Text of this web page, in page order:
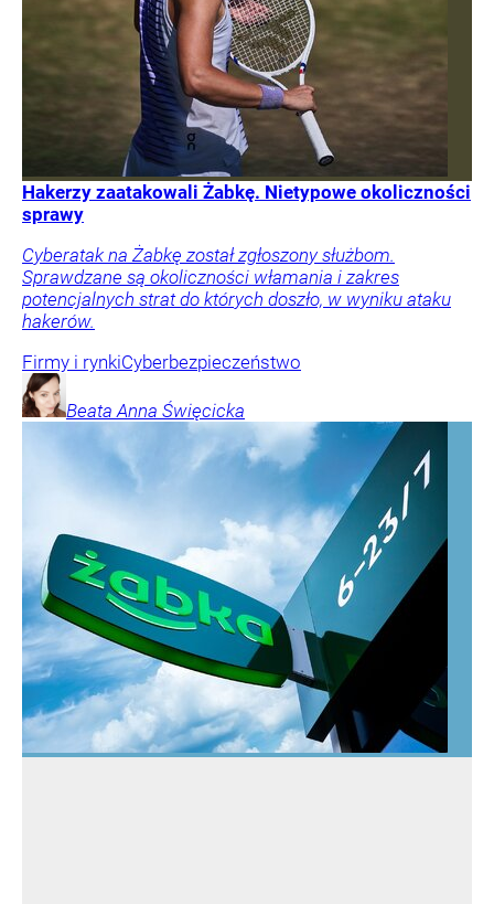
Hakerzy zaatakowali Żabkę. Nietypowe okoliczności
sprawy
Cyberatak na Żabkę został zgłoszony służbom.
Sprawdzane są okoliczności włamania i zakres
potencjalnych strat do których doszło, w wyniku ataku
hakerów.
Firmy i rynkiCyberbezpieczeństwo
Beata Anna Święcicka